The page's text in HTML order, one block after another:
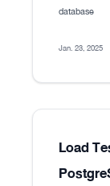
database
Jan. 23, 2025
Load